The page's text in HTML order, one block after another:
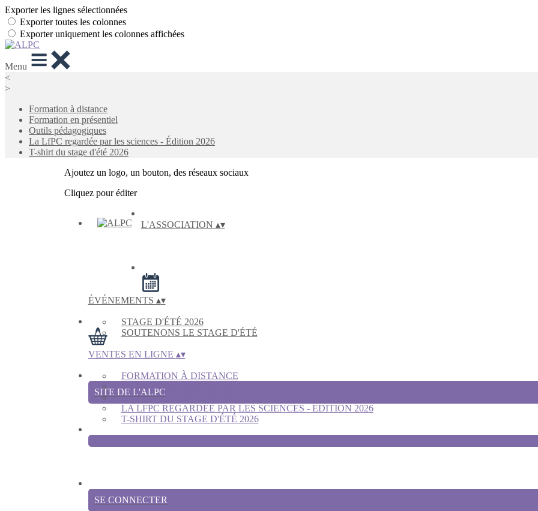
Exporter les lignes sélectionnées
Exporter toutes les colonnes
Exporter uniquement les colonnes affichées
Menu
<
>
Formation à distance
Formation en présentiel
Outils pédagogiques
La LfPC regardée par les sciences - Édition 2026
T-shirt du stage d'été 2026
Ajoutez un logo, un bouton, des réseaux sociaux
Cliquez pour éditer
L'ASSOCIATION ▴▾
ÉVÉNEMENTS ▴▾
STAGE D'ÉTÉ 2026
SOUTENONS LE STAGE D'ÉTÉ
VENTES EN LIGNE ▴▾
FORMATION À DISTANCE
FORMATION EN PRÉSENTIEL
OUTILS PÉDAGOGIQUES
LA LFPC REGARDÉE PAR LES SCIENCES - ÉDITION 2026
T-SHIRT DU STAGE D'ÉTÉ 2026
SITE DE L'ALPC
SE CONNECTER